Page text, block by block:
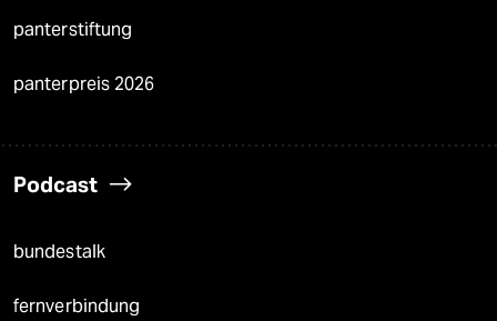
panterstiftung
panterpreis 2026
Podcast
bundestalk
fernverbindung